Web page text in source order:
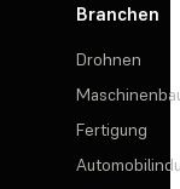
Branchen
Drohnen
Fertigung